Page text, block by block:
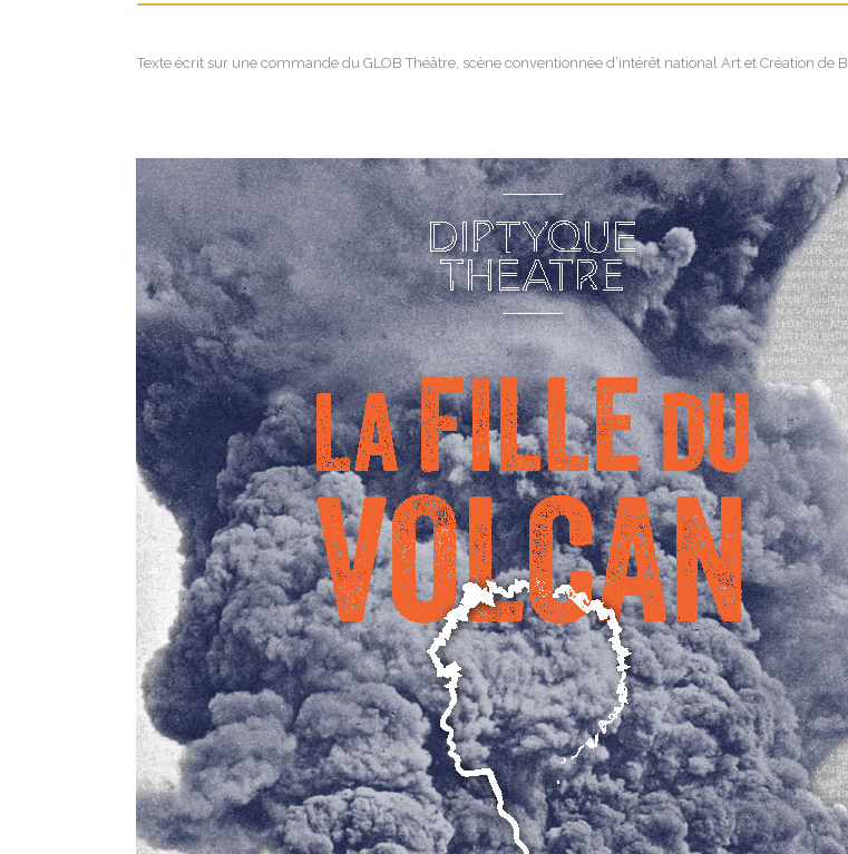
Texte écrit sur une commande du GLOB Théâtre, scène conventionnée d’intérêt national Art et Création de